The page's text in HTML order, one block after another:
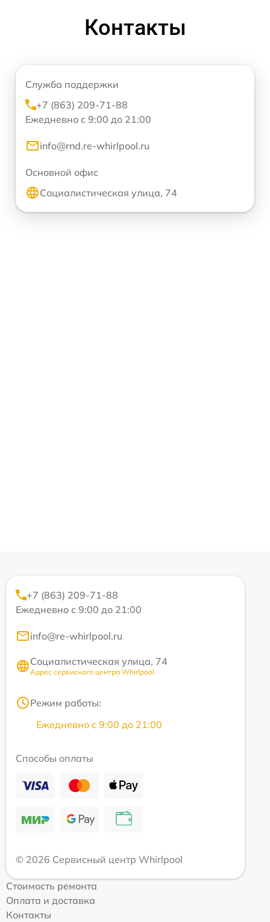
Контакты
Служба поддержки
+7 (863) 209-71-88
Ежедневно с 9:00 до 21:00
info@rnd.re-whirlpool.ru
Основной офис
Социалистическая улица, 74
+7 (863) 209-71-88
Ежедневно с 9:00 до 21:00
info@re-whirlpool.ru
Социалистическая улица, 74
Адрес сервисного центра Whirlpool
Режим работы:
Ежедневно с 9:00 до 21:00
Способы оплаты
© 2026 Сервисный центр Whirlpool
Стоимость ремонта
Оплата и доставка
Контакты